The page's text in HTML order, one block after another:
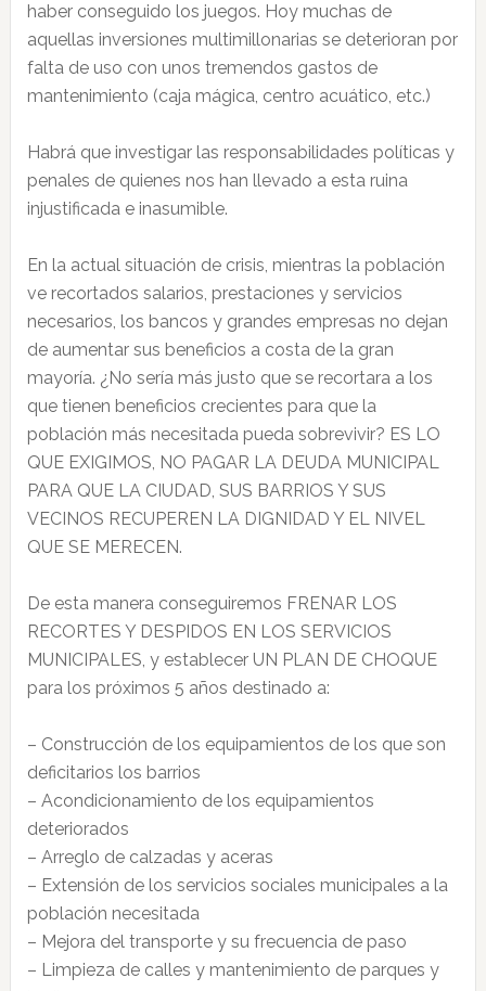
haber conseguido los juegos. Hoy muchas de
aquellas inversiones multimillonarias se deterioran por
falta de uso con unos tremendos gastos de
mantenimiento (caja mágica, centro acuático, etc.)
Habrá que investigar las responsabilidades políticas y
penales de quienes nos han llevado a esta ruina
injustificada e inasumible.
En la actual situación de crisis, mientras la población
ve recortados salarios, prestaciones y servicios
necesarios, los bancos y grandes empresas no dejan
de aumentar sus beneficios a costa de la gran
mayoría. ¿No sería más justo que se recortara a los
que tienen beneficios crecientes para que la
población más necesitada pueda sobrevivir? ES LO
QUE EXIGIMOS, NO PAGAR LA DEUDA MUNICIPAL
PARA QUE LA CIUDAD, SUS BARRIOS Y SUS
VECINOS RECUPEREN LA DIGNIDAD Y EL NIVEL
QUE SE MERECEN.
De esta manera conseguiremos FRENAR LOS
RECORTES Y DESPIDOS EN LOS SERVICIOS
MUNICIPALES, y establecer UN PLAN DE CHOQUE
para los próximos 5 años destinado a:
– Construcción de los equipamientos de los que son
deficitarios los barrios
– Acondicionamiento de los equipamientos
deteriorados
– Arreglo de calzadas y aceras
– Extensión de los servicios sociales municipales a la
población necesitada
– Mejora del transporte y su frecuencia de paso
– Limpieza de calles y mantenimiento de parques y